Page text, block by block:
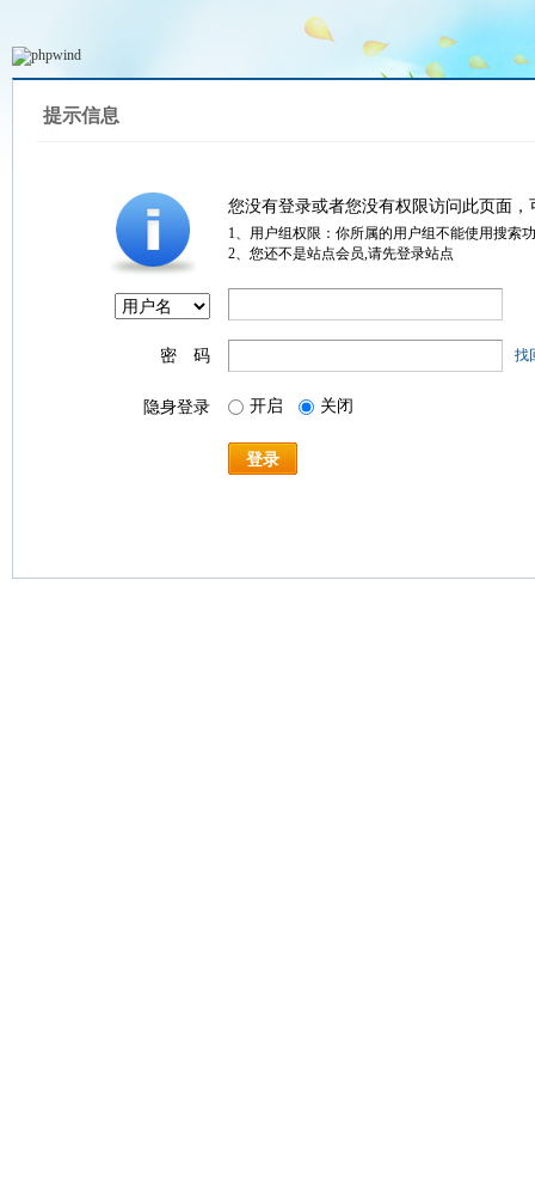
提示信息
您没有登录或者您没有权限访问此页面
1、用户组权限：你所属的用户组不能使用搜索
2、您还不是站点会员,请先登录站点
密 码 找
隐身登录 开启 关闭
登录